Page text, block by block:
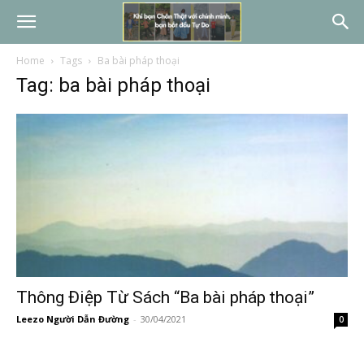
Home Tags Ba bài pháp thoại
Tag: ba bài pháp thoại
Thông Điệp Từ Sách “Ba bài pháp thoại”
Leezo Người Dẫn Đường - 30/04/2021 0